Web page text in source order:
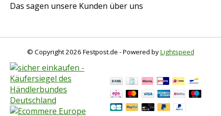
Das sagen unsere Kunden über uns
© Copyright 2026 Festpost.de - Powered byLightspeed